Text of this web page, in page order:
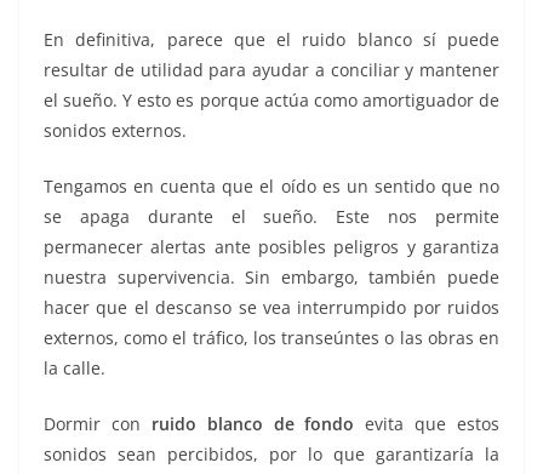
En definitiva, parece que el ruido blanco sí puede
resultar de utilidad para ayudar a conciliar y mantener
el sueño. Y esto es porque actúa como amortiguador de
sonidos externos.
Tengamos en cuenta que el oído es un sentido que no
se apaga durante el sueño. Este nos permite
permanecer alertas ante posibles peligros y garantiza
nuestra supervivencia. Sin embargo, también puede
hacer que el descanso se vea interrumpido por ruidos
externos, como el tráfico, los transeúntes o las obras en
la calle.
Dormir con ruido blanco de fondo evita que estos
sonidos sean percibidos, por lo que garantizaría la